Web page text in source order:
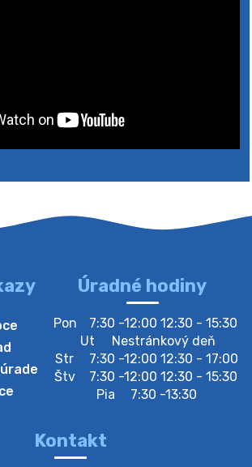
10:05
Gyűjtőudvar
zatvorený. Értesítjük a lakosokat,
odpadu plastu-
obyvateľom, že v stredu 05. augusta
separovaného odpadu plastu. Prosíme
vrecia s odpadom vyložili pred dom už
Úradné hodiny
Pon
7:30 -12:00 12:30 - 15:30
Ut
Nestránkový deň
Str
7:30 -12:00 12:30 - 17:00
Štv
7:30 -12:00 12:30 - 15:30
Pia
7:30 -13:30
Kontakt